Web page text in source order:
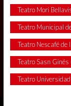
Teatro Mori
Teatro Municipal
Teatro Nescafé de
Teatro Sasn Ginés
Teatro